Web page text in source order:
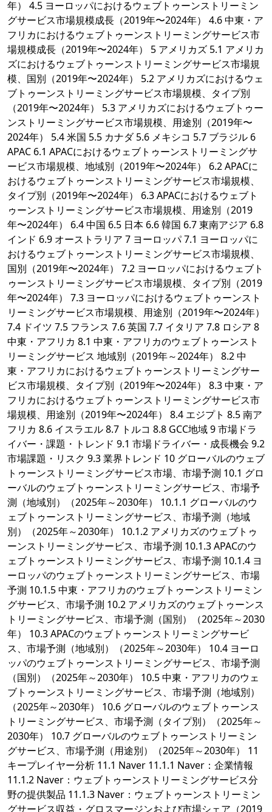
年） 4.5 ヨーロッパにおけるウェブトゥーンストリーミン
グサービス市場規模成長（2019年〜2024年） 4.6 中東・ア
フリカにおけるウェブトゥーンストリーミングサービス市
場規模成長（2019年〜2024年） 5 アメリカズ 5.1 アメリカ
ズにおけるウェブトゥーンストリーミングサービス市場規
模、国別（2019年〜2024年） 5.2 アメリカズにおけるウェ
ブトゥーンストリーミングサービス市場規模、タイプ別
（2019年〜2024年） 5.3 アメリカズにおけるウェブトゥー
ンストリーミングサービス市場規模、用途別（2019年〜
2024年） 5.4 米国 5.5 カナダ 5.6 メキシコ 5.7 ブラジル 6
APAC 6.1 APACにおけるウェブトゥーンストリーミングサ
ービス市場規模、地域別（2019年〜2024年） 6.2 APACに
おけるウェブトゥーンストリーミングサービス市場規模、
タイプ別（2019年〜2024年） 6.3 APACにおけるウェブト
ゥーンストリーミングサービス市場規模、用途別（2019
年〜2024年） 6.4 中国 6.5 日本 6.6 韓国 6.7 東南アジア 6.8
インド 6.9 オーストラリア 7 ヨーロッパ 7.1 ヨーロッパに
おけるウェブトゥーンストリーミングサービス市場規模、
国別（2019年〜2024年） 7.2 ヨーロッパにおけるウェブト
ゥーンストリーミングサービス市場規模、タイプ別（2019
年〜2024年） 7.3 ヨーロッパにおけるウェブトゥーンスト
リーミングサービス市場規模、用途別（2019年〜2024年）
7.4 ドイツ 7.5 フランス 7.6 英国 7.7 イタリア 7.8 ロシア 8
中東・アフリカ 8.1 中東・アフリカのウェブトゥーンスト
リーミングサービス 地域別（2019年～2024年） 8.2 中
東・アフリカにおけるウェブトゥーンストリーミングサー
ビス市場規模、タイプ別（2019年〜2024年） 8.3 中東・ア
フリカにおけるウェブトゥーンストリーミングサービス市
場規模、用途別（2019年〜2024年） 8.4 エジプト 8.5 南ア
フリカ 8.6 イスラエル 8.7 トルコ 8.8 GCC地域 9 市場ドラ
イバー・課題・トレンド 9.1 市場ドライバー・成長機会 9.2
市場課題・リスク 9.3 業界トレンド 10 グローバルのウェブ
トゥーンストリーミングサービス市場、市場予測 10.1 グロ
ーバルのウェブトゥーンストリーミングサービス、市場予
測（地域別）（2025年～2030年） 10.1.1 グローバルのウ
ェブトゥーンストリーミングサービス、市場予測（地域
別）（2025年～2030年） 10.1.2 アメリカズのウェブトゥ
ーンストリーミングサービス、市場予測 10.1.3 APACのウ
ェブトゥーンストリーミングサービス、市場予測 10.1.4 ヨ
ーロッパのウェブトゥーンストリーミングサービス、市場
予測 10.1.5 中東・アフリカのウェブトゥーンストリーミン
グサービス、市場予測 10.2 アメリカズのウェブトゥーンス
トリーミングサービス、市場予測（国別）（2025年～2030
年） 10.3 APACのウェブトゥーンストリーミングサービ
ス、市場予測（地域別）（2025年～2030年） 10.4 ヨーロ
ッパのウェブトゥーンストリーミングサービス、市場予測
（国別）（2025年～2030年） 10.5 中東・アフリカのウェ
ブトゥーンストリーミングサービス、市場予測（地域別）
（2025年～2030年） 10.6 グローバルのウェブトゥーンス
トリーミングサービス、市場予測（タイプ別）（2025年～
2030年） 10.7 グローバルのウェブトゥーンストリーミン
グサービス、市場予測（用途別）（2025年～2030年） 11
キープレイヤー分析 11.1 Naver 11.1.1 Naver：企業情報
11.1.2 Naver：ウェブトゥーンストリーミングサービス分
野の提供製品 11.1.3 Naver：ウェブトゥーンストリーミン
グサービス収益・グロスマージンおよび市場シェア（2019